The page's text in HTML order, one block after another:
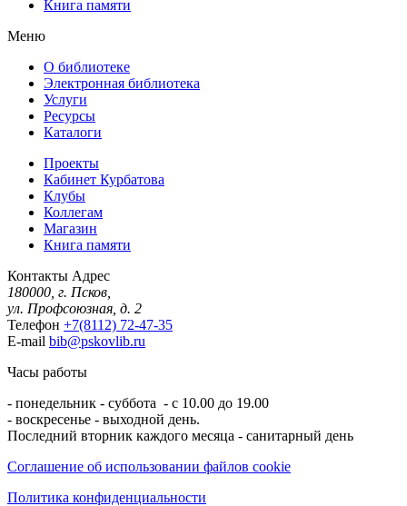
Книга памяти
Меню
О библиотеке
Электронная библиотека
Услуги
Ресурсы
Каталоги
Проекты
Кабинет Курбатова
Клубы
Коллегам
Магазин
Книга памяти
Контакты Адрес
180000, г. Псков,
ул. Профсоюзная, д. 2
Телефон +7(8112) 72-47-35
E-mail bib@pskovlib.ru
Часы работы
- понедельник - суббота - с 10.00 до 19.00
- воскресенье - выходной день.
Последний вторник каждого месяца - санитарный день
Соглашение об использовании файлов cookie
Политика конфиденциальности